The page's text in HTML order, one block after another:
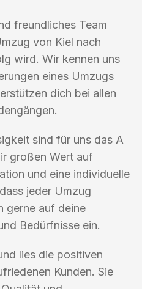
freundliches Team
von Kiel nach
wird. Wir kennen uns
eines Umzugs
dich bei allen
sind für uns das A
großen Wert auf
und eine individuelle
jeder Umzug
gerne auf deine
Bedürfnisse ein.
lies die positiven
Kunden. Sie